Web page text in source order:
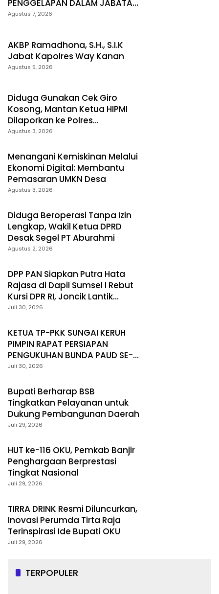
PENGGELAPAN DALAM JABATAN,
PELAKU DIAMANKAN TEAM
Agustus 7, 2026
AKBP Ramadhona, S.H., S.I.K
Jabat Kapolres Way Kanan
Agustus 5, 2026
Diduga Gunakan Cek Giro
Kosong, Mantan Ketua HIPMI
Dilaporkan ke Polres
Prabumulih
Agustus 3, 2026
Menangani Kemiskinan Melalui
Ekonomi Digital: Membantu
Pemasaran UMKN Desa
Agustus 3, 2026
Diduga Beroperasi Tanpa Izin
Lengkap, Wakil Ketua DPRD
Desak Segel PT Aburahmi
Agustus 2, 2026
DPP PAN Siapkan Putra Hata
Rajasa di Dapil Sumsel l Rebut
Kursi DPR RI, Joncik Lantik
Pengurus DPC PAN Muratara
Juli 30, 2026
KETUA TP-PKK SUNGAI KERUH
PIMPIN RAPAT PERSIAPAN
PENGUKUHAN BUNDA PAUD SE-
KECAMATAN
Juli 30, 2026
Bupati Berharap BSB
Tingkatkan Pelayanan untuk
Dukung Pembangunan Daerah
Juli 29, 2026
HUT ke-116 OKU, Pemkab Banjir
Penghargaan Berprestasi
Tingkat Nasional
Juli 29, 2026
TIRRA DRINK Resmi Diluncurkan,
Inovasi Perumda Tirta Raja
Terinspirasi Ide Bupati OKU
Juli 29, 2026
TERPOPULER